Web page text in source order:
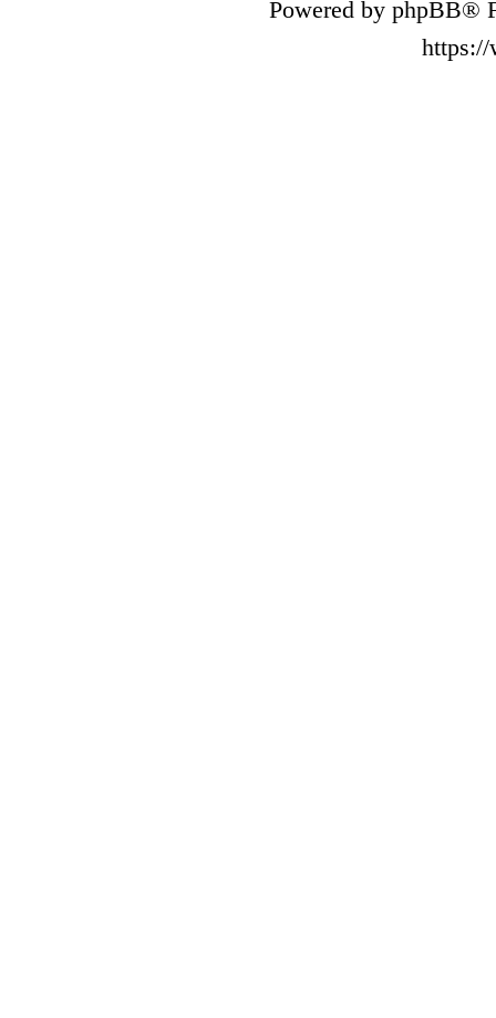
Powered by phpBB®
https://